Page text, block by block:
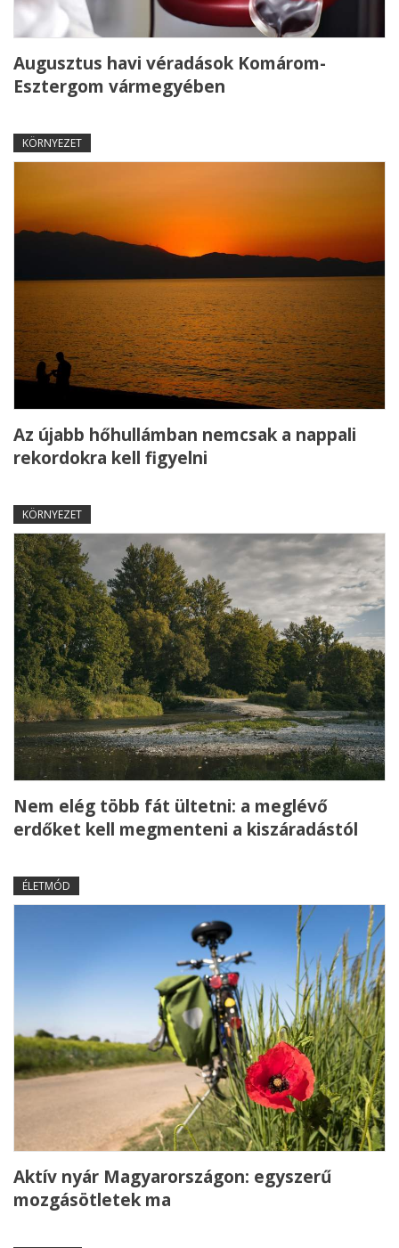
Augusztus havi véradások Komárom-
Esztergom vármegyében
KÖRNYEZET
Az újabb hőhullámban nemcsak a nappali
rekordokra kell figyelni
KÖRNYEZET
Nem elég több fát ültetni: a meglévő
erdőket kell megmenteni a kiszáradástól
ÉLETMÓD
Aktív nyár Magyarországon: egyszerű
mozgásötletek ma